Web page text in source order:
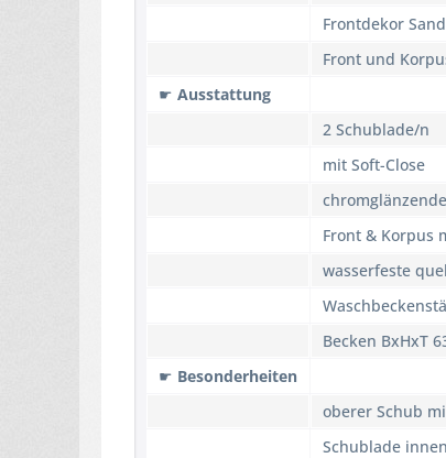
Frontdekor
Front und
☛ Ausstattung
2 Schublade/n
mit Soft-Close
Front & Korpus
wasserfeste
Becken BxHxT
☛ Besonderheiten
oberer Schub
Schublade